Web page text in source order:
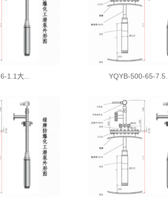
1.1大... YQYB-500-65-7.5...